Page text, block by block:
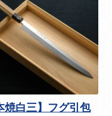
焼白三】フグ引包